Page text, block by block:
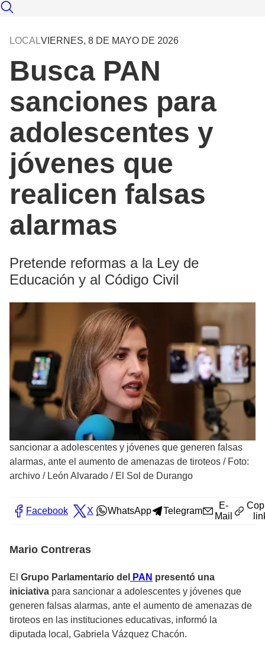
LOCALVIERNES, 8 DE MAYO DE 2026
Busca PAN
sanciones para
adolescentes y
jóvenes que
realicen falsas
alarmas
Pretende reformas a la Ley de
Educación y al Código Civil
sancionar a adolescentes y jóvenes que generen falsas
alarmas, ante el aumento de amenazas de tiroteos / Foto:
archivo / León Alvarado / El Sol de Durango
Facebook X WhatsApp Telegram
E-
Mail
Mario Contreras
El Grupo Parlamentario del PAN presentó una
iniciativa para sancionar a adolescentes y jóvenes que
generen falsas alarmas, ante el aumento de amenazas de
tiroteos en las instituciones educativas, informó la
diputada local, Gabriela Vázquez Chacón.